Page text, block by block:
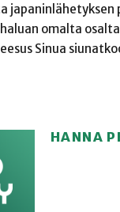
japaninlähetyksen
omalta
Sinua
HANNA